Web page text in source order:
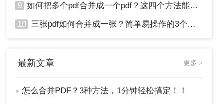
9 如何把多个pdf合并成一个pdf？这四个方法能帮助大家！
10 三张pdf如何合并成一张？简单易操作的3个方法！
最新文章 更多 >
● 怎么合并PDF？3种方法，1分钟轻松搞定！！